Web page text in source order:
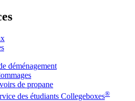
déménagement
de propane
des étudiants Collegeboxes®